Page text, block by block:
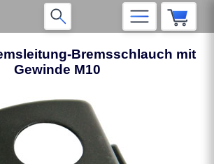
Bremsschlauch mit
Gewinde M10